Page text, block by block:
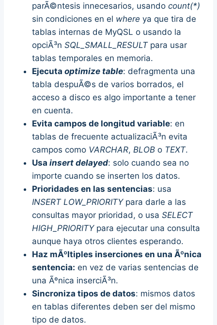
parÃ©ntesis innecesarios, usando count(*)
sin condiciones en el where ya que tira de
tablas internas de MyQSL o usando la
opciÃ³n SQL_SMALL_RESULTpara usar
tablas temporales en memoria.
Ejecuta optimize table: defragmenta una
tabla despuÃ©s de varios borrados, el
acceso a disco es algo importante a tener
en cuenta.
Evita campos de longitud variable: en
tablas de frecuente actualizaciÃ³n evita
campos como VARCHAR, BLOB o TEXT.
Usa insert delayed: solo cuando sea no
importe cuando se inserten los datos.
Prioridades en las sentencias: usa
INSERT LOW_PRIORITYpara darle a las
consultas mayor prioridad, o usa SELECT
HIGH_PRIORITYpara ejecutar una consulta
aunque haya otros clientes esperando.
Haz mÃºltiples inserciones en una Ãºnica
sentencia: en vez de varias sentencias de
una Ãºnica inserciÃ³n.
Sincroniza tipos de datos: mismos datos
en tablas diferentes deben ser del mismo
tipo de datos.